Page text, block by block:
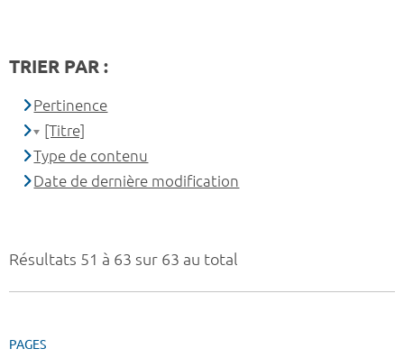
Résultats 51 à 63 sur 63 au total
PAGES
TRIER PAR :
Pertinence
[Titre]
Type de contenu
Date de dernière modification